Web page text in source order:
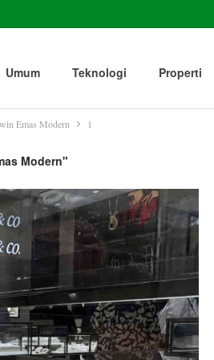
Umum Teknologi Properti
Emas Modern 1
Modern"